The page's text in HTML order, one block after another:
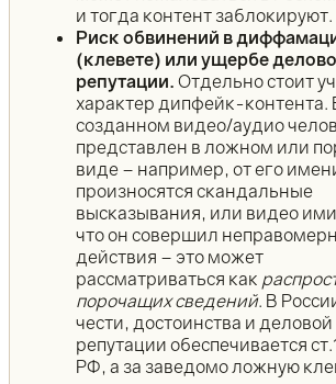
и тогда контент заблокируют.
Риск обвинений в
(клевете) или ущербе
репутации. Отдельно стоит
характер дипфейк-контента.
созданном видео/аудио
представлен в ложном или
виде – например, от его
произносятся скандальные
высказывания, или видео
что он совершил
действия – это может
рассматриваться как
порочащих сведений. В
чести, достоинства и деловой
репутации обеспечивается
РФ, а за заведомо ложную